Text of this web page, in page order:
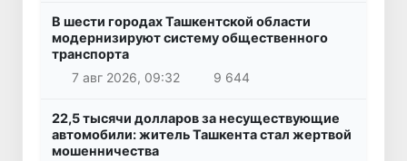
В шести городах Ташкентской области
модернизируют систему общественного
транспорта
7 авг 2026, 09:32
9 644
22,5 тысячи долларов за несуществующие
автомобили: житель Ташкента стал жертвой
мошенничества